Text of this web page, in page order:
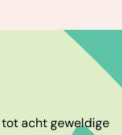
acht geweldige